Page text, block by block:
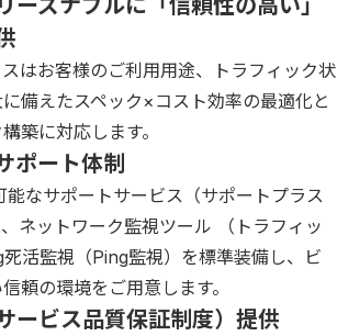
ーズナブルに「信頼性の高い」
はお客様のご利用用途、トラフィック状
備えたスペック×コスト効率の最適化と
築に対応します。
ポート体制
なサポートサービス（サポートプラス
ネットワーク監視ツール （トラフィッ
活監視（Ping監視）を標準装備し、ビ
頼の環境をご用意します。
ービス品質保証制度）提供